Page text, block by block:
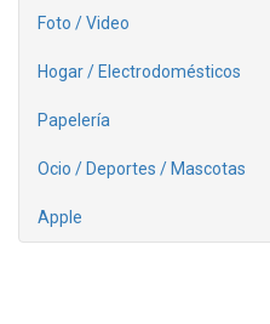
Foto / Video
Hogar / Electrodomésticos
Papelería
Ocio / Deportes / Mascotas
Apple